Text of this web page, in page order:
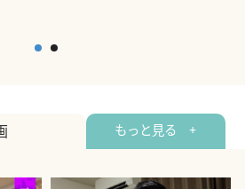
もっと見る +